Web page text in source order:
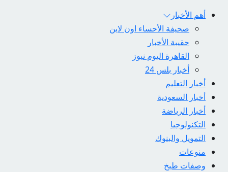
أهم الأخبار
صحيفة الأحساء اون لاين
حقيبة الأخبار
القاهرة اليوم نيوز
أخبار بلس 24
أخبار التعليم
أخبار السعودية
أخبار الرياضة
التكنولوجيا
التمويل والبنوك
منوعات
وصفات طبخ